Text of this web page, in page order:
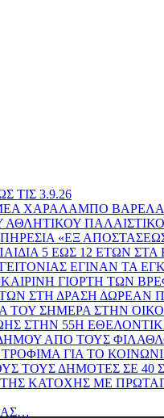
ΤΙΣ 3.9.26
ΒΑΡΕΛΑ
«ΕΞ
5 ΕΩΣ 12 ΕΤΩΝ
ΕΓΙΝΑΝ ΤΑ
ΓΙΟΡΤΗ ΤΩΝ
ΣΤΗ ΔΡΑΣΗ ΔΩΡΕΑΝ
ΤΟΥ ΣΗΜΕΡΑ ΣΤΗΝ
ΣΤΗΝ 55Η
ΑΠΟ ΤΟΥΣ
ΤΡΟΦΙΜΑ ΓΙΑ ΤΟ
ΤΟΥΣ ΔΗΜΟΤΕΣ ΣΕ 40
ΚΑΤΟΧΗΣ ΜΕ